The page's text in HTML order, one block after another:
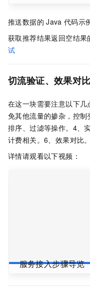
推送数据的 Java 代码示
获取推荐结果返回空结果
试
切流验证、效果对比
在这一块需要注意以下
免其他流量的掺杂，控
排序、过滤等操作。4、
计费相关。6、效果对比。
详情请观看以下视频：
服务接入步骤导览